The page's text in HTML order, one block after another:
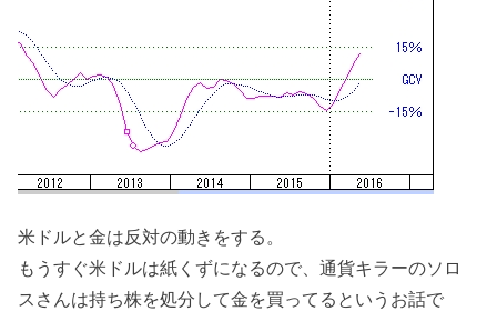
米ドルと金は反対の動きをする。
もうすぐ米ドルは紙くずになるので、通貨キラーのソロ
スさんは持ち株を処分して金を買ってるというお話で